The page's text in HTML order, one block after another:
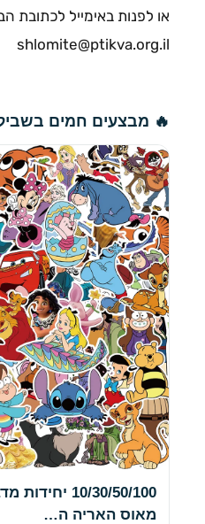
או לפנות באימייל לכתובת
shlomite@ptikva.org.il
🔥 מבצעים חמים
10/30/50/100
מאוס האריה ה…